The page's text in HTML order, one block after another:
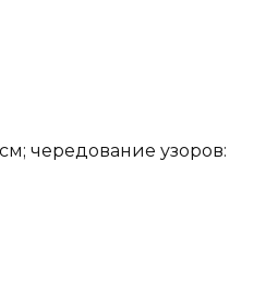
чередование узоров: